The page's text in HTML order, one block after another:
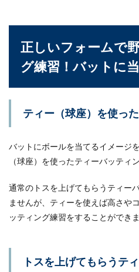
正しいフォームで
グ練習！バットに
ティー（球座）を使っ
バットにボールを当てるイメージ
（球座）を使ったティーバッティ
通常のトスを上げてもらうティー
ませんが、ティーを使えば高さや
ッティング練習をすることができま
トスを上げてもらうテ